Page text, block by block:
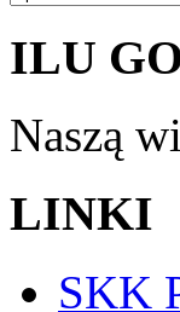
ILU
Naszą
LINKI
SKK